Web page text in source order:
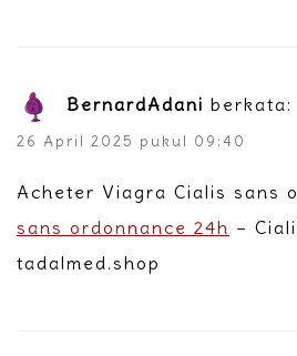
BernardAdani berkata:
26 April 2025 pukul 09:40
Acheter Viagra Cialis sans
sans ordonnance 24h –
tadalmed.shop